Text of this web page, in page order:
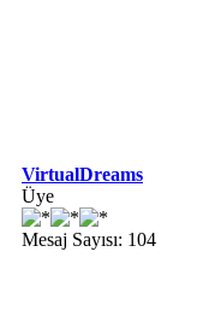
VirtualDreams
Üye
Mesaj Sayısı: 104